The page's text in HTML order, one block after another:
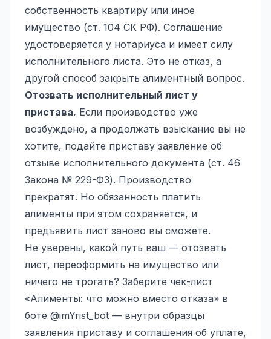
собственность квартиру или иное
имущество (ст. 104 СК РФ). Соглашение
удостоверяется у нотариуса и имеет силу
исполнительного листа. Это не отказ, а
другой способ закрыть алиментный вопрос.
Отозвать исполнительный лист у
пристава. Если производство уже
возбуждено, а продолжать взыскание вы не
хотите, подайте приставу заявление об
отзыве исполнительного документа (ст. 46
Закона № 229-ФЗ). Производство
прекратят. Но обязанность платить
алименты при этом сохраняется, и
предъявить лист заново вы сможете.
Не уверены, какой путь ваш — отозвать
лист, переоформить на имущество или
ничего не трогать? Заберите чек-лист
«Алименты: что можно вместо отказа» в
боте @imYrist_bot — внутри образцы
заявления приставу и соглашения об уплате,